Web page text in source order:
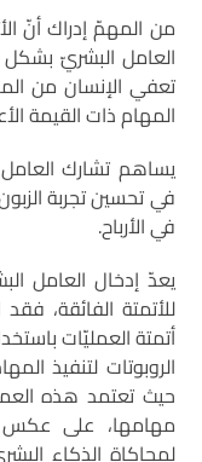
من المهمّ إدراك أنّ
العامل البشريّ
تعفي الإنسان من
المهام ذات القيمة
يساهم تشارك
في تحسين تجربة
في الأرباح.
يعدّ إدخال العامل
للأتمتة الفائقة،
الروبوتات لتنفيذ
حيث تعتمد هذه